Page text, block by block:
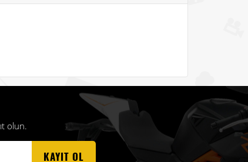
olun.
KAYIT OL